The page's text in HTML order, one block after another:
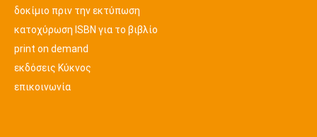
δοκίμιο πριν την εκτύπωση
κατοχύρωση ISBN για το βιβλίο
print on demand
εκδόσεις Κύκνος
επικοινωνία